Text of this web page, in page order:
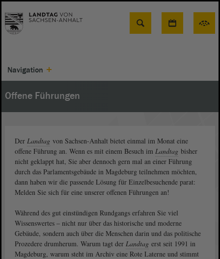
Suche
Navigation
Offene Führungen
Der Landtag von Sachsen-Anhalt bietet einmal im Monat eine
offene Führung an. Wenn es mit einem Besuch im Landtag bisher
nicht geklappt hat, Sie aber dennoch gern mal an einer Führung
durch das Parlamentsgebäude in Magdeburg teilnehmen möchten,
dann haben wir die passende Lösung für Einzelbesuchende parat:
Melden Sie sich für eine unserer offenen Führungen an!
Während des gut einstündigen Rundgangs erfahren Sie viel
Wissenswertes ‒ nicht nur über das historische und moderne
Gebäude, sondern auch über die Menschen darin und das politische
Prozedere drumherum. Warum tagt der Landtag erst seit 1991 in
Magdeburg, warum steht im Archiv eine Rote Laterne und stimmt